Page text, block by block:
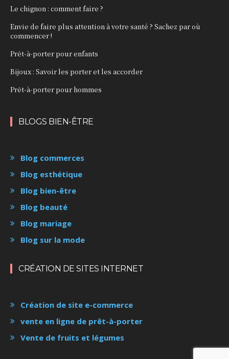
Le chignon : comment faire ?
Envie de faire plus attention à votre santé ? Sachez par où
commencer !
Prêt-à-porter pour enfants
Bijoux : Savoir les porter et les accorder
Prêt-à-porter pour hommes
BLOGS BIEN-ÊTRE
Blog commerces
Blog esthétique
Blog bien-être
Blog beauté
Blog mariage
Blog sur la mode
CRÉATION DE SITES INTERNET
Création de site e-commerce
vente en ligne de prêt-à-porter
Vente de fruits et légumes